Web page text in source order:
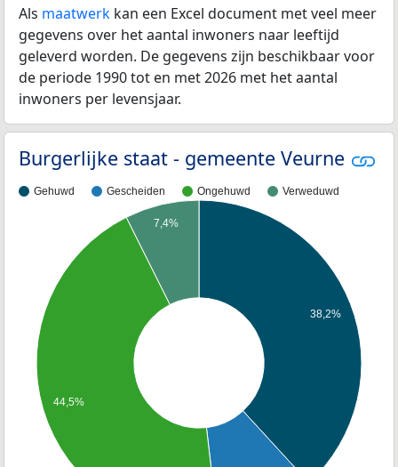
Als maatwerk kan een Excel document met veel meer
gegevens over het aantal inwoners naar leeftijd
geleverd worden. De gegevens zijn beschikbaar voor
de periode 1990 tot en met 2026 met het aantal
inwoners per levensjaar.
Burgerlijke staat - gemeente Veurne
Gehuwd Gescheiden Ongehuwd Verweduwd
38,2%
7,4%
44,5%